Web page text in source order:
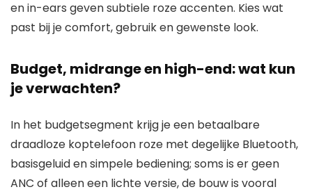
en in-ears geven subtiele roze accenten. Kies wat
past bij je comfort, gebruik en gewenste look.
Budget, midrange en high-end: wat kun
je verwachten?
In het budgetsegment krijg je een betaalbare
draadloze koptelefoon roze met degelijke Bluetooth,
basisgeluid en simpele bediening; soms is er geen
ANC of alleen een lichte versie, de bouw is vooral